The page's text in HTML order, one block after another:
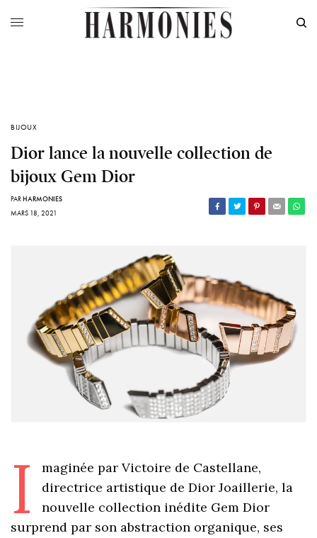
BIJOUX
Dior lance la nouvelle collection de
bijoux Gem Dior
PARHARMONIES
MARS 18, 2021
I
maginée par Victoire de Castellane,
directrice artistique de Dior Joaillerie, la
nouvelle collection inédite Gem Dior
surprend par son abstraction organique, ses